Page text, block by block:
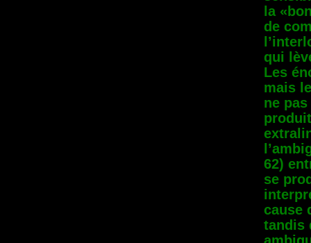
la
de
qui
Les
mais
ne
62)
se
cause
tandis